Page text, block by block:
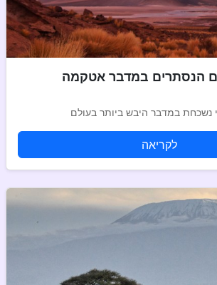
הנסתרים במדבר אטקמה
נשכחת במדבר היבש ביותר בעולם
לקריאה